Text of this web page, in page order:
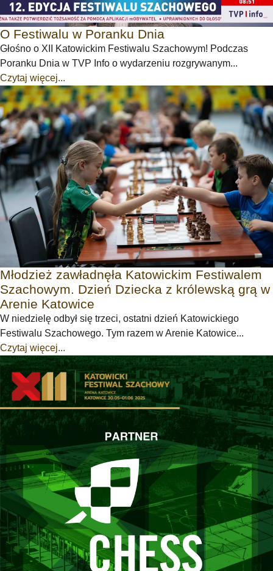
O Festiwalu w Poranku Dnia
Głośno o XII Katowickim Festiwalu Szachowym! Podczas
Poranku Dnia w TVP Info o wydarzeniu rozgrywanym...
Czytaj więcej...
Młodzież zawładnęła Katowickim Festiwalem
Szachowym. Dzień Dziecka z królewską grą w
Arenie Katowice
W niedzielę odbył się trzeci, ostatni dzień Katowickiego
Festiwalu Szachowego. Tym razem w Arenie Katowice...
Czytaj więcej...